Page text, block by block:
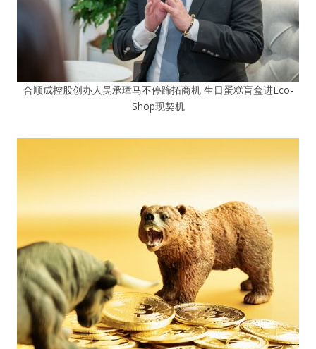
合顺成控股创办人吴承璋马不停蹄拓商机 生日蛋糕盲盒进Eco-
Shop现契机